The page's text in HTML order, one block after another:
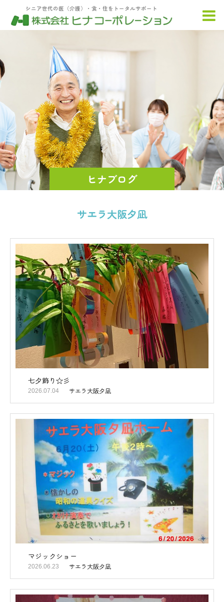
シニア世代の医（介護）・食・住をトータルサポート
ヒナブログ
サエラ大阪夕凪
七夕飾り☆彡
2026.07.04 サエラ大阪夕凪
マジックショー
2026.06.23 サエラ大阪夕凪